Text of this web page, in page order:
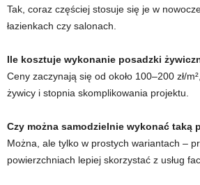
Tak, coraz częściej stosuje się je w
łazienkach czy salonach.
Ile kosztuje wykonanie posadzki
Ceny zaczynają się od około 100–200 zł/
żywicy i stopnia skomplikowania projektu.
Czy można samodzielnie wykonać taką
Można, ale tylko w prostych wariantach –
powierzchniach lepiej skorzystać z usług